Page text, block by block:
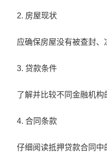
2. 房屋现状
应确保房屋没有被查封、
3. 贷款条件
了解并比较不同金融机构
4. 合同条款
仔细阅读抵押贷款合同中